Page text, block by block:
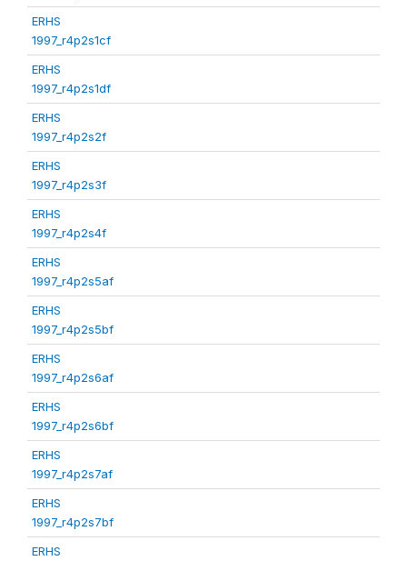
ERHS
1997_r4p2s1cf
ERHS
1997_r4p2s1df
ERHS
1997_r4p2s2f
ERHS
1997_r4p2s3f
ERHS
1997_r4p2s4f
ERHS
1997_r4p2s5af
ERHS
1997_r4p2s5bf
ERHS
1997_r4p2s6af
ERHS
1997_r4p2s6bf
ERHS
1997_r4p2s7af
ERHS
1997_r4p2s7bf
ERHS